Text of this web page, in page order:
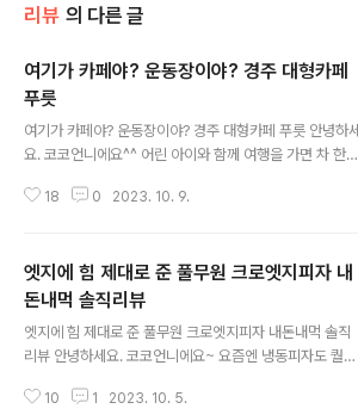
리뷰 의 다른 글
여기가 카페야? 운동장이야? 경주 대형카페
푸릇
여기가 카페야? 운동장이야? 경주 대형카페 푸릇 안녕하세
요. 코코언니에요^^ 어린 아이와 함께 여행을 가면 차 한잔
요리조리 눈치를 봐야할 때도 많은데요. 아이들과 부담없
기 좋은 카페를 찾다가 ‘푸릇’이라는 카페를 가게됐어요. 일
단 규모가 장난이 아니에요. 카페 건물 자체가 큰건 많이 봤
지만 여기는 부지 자체가 엄청 넓어서 앞마당이 완전 운동
장이에요 ㅎㅎㅎ 어림잡아도 2000평쯤 되는 것 같아요!!
류가 다양해요. 브런치, 파스타, 스테이크도 있더라고요. 이
18 0 2023. 10. 9.
엣지에 힘 제대로 준 풀무원 크로엣지피자 내
돈내먹 솔직리뷰
엣지에 힘 제대로 준 풀무원 크로엣지피자 내돈내먹 솔직
리뷰 안녕하세요. 코코언니에요~ 요즘엔 냉동피자도 퀄리
먹기 좋아서 한판쯤 쟁여두게 되더라고요^^ 내돈주고 사먹
10 1 2023. 10. 5.